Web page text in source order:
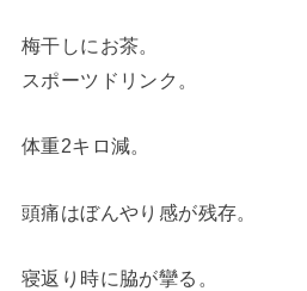
梅干しにお茶。
スポーツドリンク。
体重2キロ減。
頭痛はぼんやり感が残存。
寝返り時に脇が攣る。